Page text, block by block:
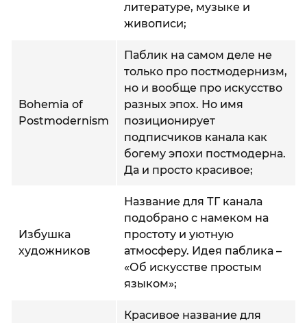
литературе, музыке и
живописи;
Bohemia of
Postmodernism
Паблик на самом деле не
только про постмодернизм,
но и вообще про искусство
разных эпох. Но имя
позиционирует
подписчиков канала как
богему эпохи постмодерна.
Да и просто красивое;
Избушка
художников
Название для ТГ канала
подобрано с намеком на
простоту и уютную
атмосферу. Идея паблика –
«Об искусстве простым
языком»;
Красивое название для